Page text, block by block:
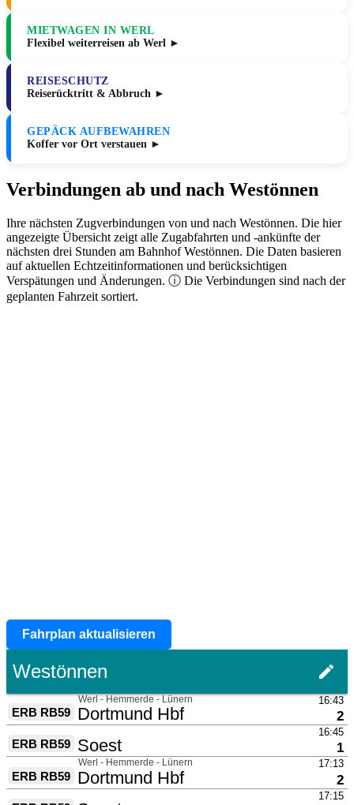
MIETWAGEN IN WERL
Flexibel weiterreisen ab Werl ►
REISESCHUTZ
Reiserücktritt & Abbruch ►
GEPÄCK AUFBEWAHREN
Koffer vor Ort verstauen ►
Verbindungen ab und nach Westönnen
Ihre nächsten Zugverbindungen von und nach Westönnen. Die hier
angezeigte Übersicht zeigt alle Zugabfahrten und -ankünfte der
nächsten drei Stunden am Bahnhof Westönnen. Die Daten basieren
auf aktuellen Echtzeitinformationen und berücksichtigen
Verspätungen und Änderungen. ⓘ Die Verbindungen sind nach der
geplanten Fahrzeit sortiert.
Fahrplan aktualisieren